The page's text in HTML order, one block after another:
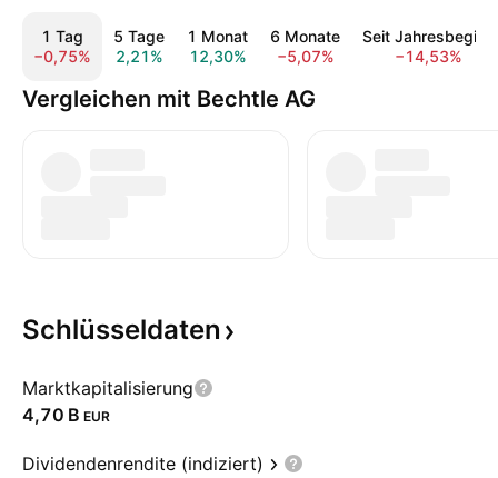
1 Tag
−0,75%
5 Tage
2,21%
1 Monat
12,30%
6 Monate
−5,07%
Seit Jahresbeginn
−14,53%
Vergleichen mit Bechtle AG
Schlüsseldaten
Marktkapitalisierung
‪4,70 B‬ EUR
Dividendenrendite (indiziert)